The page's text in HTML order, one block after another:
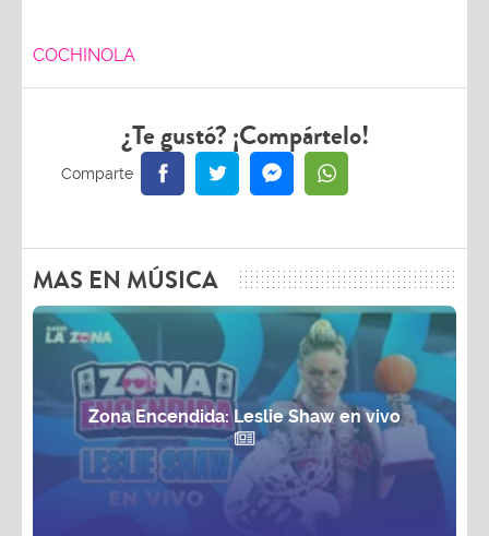
COCHINOLA
¿Te gustó? ¡Compártelo!
MAS EN MÚSICA
Zona Encendida: Leslie Shaw en vivo